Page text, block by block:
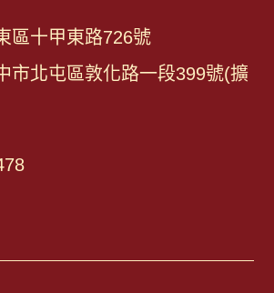
區十甲東路726號
市北屯區敦化路一段399號(擴